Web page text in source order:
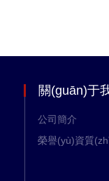
關(guān)于
公司簡介
榮譽(yù)資質